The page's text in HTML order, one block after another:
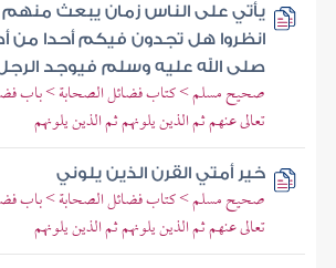
يأتي على الناس زمان يبعث
انظروا هل تجدون فيكم أحدا من
صلى الله عليه وسلم فيوجد
صحيح مسلم > كتاب فضائل الصحابة > باب
تعالى عنهم ثم الذين يلونهم ثم الذين يلونهم
خير أمتي القرن الذين يلوني
صحيح مسلم > كتاب فضائل الصحابة > باب
تعالى عنهم ثم الذين يلونهم ثم الذين يلونهم